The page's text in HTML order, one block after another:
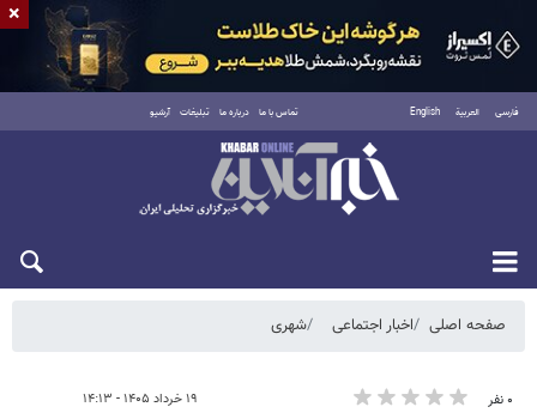
فارسی العربية English تماس با ما درباره ما تبلیغات آرشیو
جمعه ۱۶ مرداد ۱۴۰۵
صفحه اصلی اخبار اجتماعی شهری
۰ نفر ۱۹ خرداد ۱۴۰۵ - ۱۴:۱۳
×